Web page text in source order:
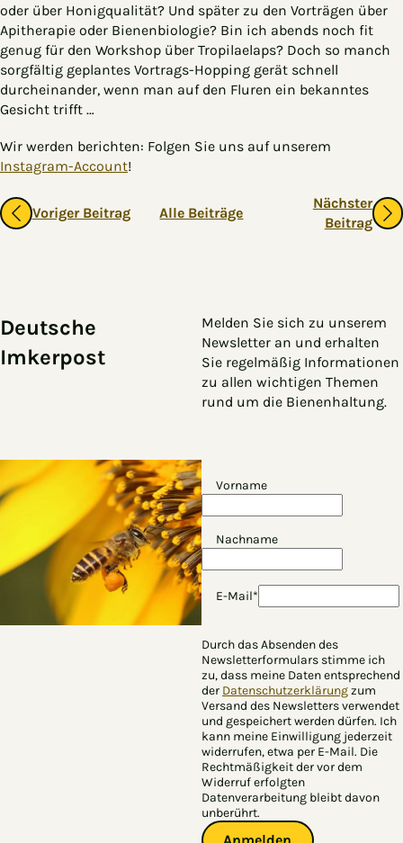
oder über Honigqualität? Und später zu den Vorträgen über
Apitherapie oder Bienenbiologie? Bin ich abends noch fit
genug für den Workshop über Tropilaelaps? Doch so manch
sorgfältig geplantes Vortrags-Hopping gerät schnell
durcheinander, wenn man auf den Fluren ein bekanntes
Gesicht trifft …
Wir werden berichten: Folgen Sie uns auf unserem
Instagram-Account!
Gehe zu vorherigen oder nächsten Beiträgen
Voriger Beitrag Alle Beiträge
Nächster
Beitrag
Deutsche
Imkerpost
Melden Sie sich zu unserem
Newsletter an und erhalten
Sie regelmäßig Informationen
zu allen wichtigen Themen
rund um die Bienenhaltung.
Vorname
Nachname
E-Mail*
Durch das Absenden des
Newsletterformulars stimme ich
zu, dass meine Daten entsprechend
der Datenschutzerklärungzum
Versand des Newsletters verwendet
und gespeichert werden dürfen. Ich
kann meine Einwilligung jederzeit
widerrufen, etwa per E-Mail. Die
Rechtmäßigkeit der vor dem
Widerruf erfolgten
Datenverarbeitung bleibt davon
unberührt.